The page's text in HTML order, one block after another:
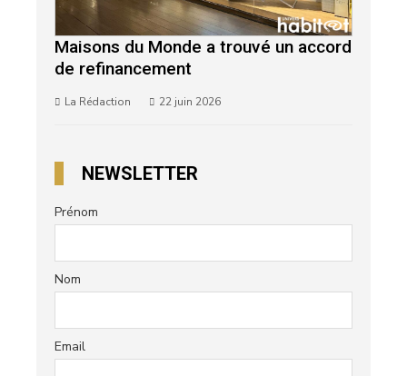
Maisons du Monde a trouvé un accord
de refinancement
La Rédaction 22 juin 2026
NEWSLETTER
Prénom
Nom
Email